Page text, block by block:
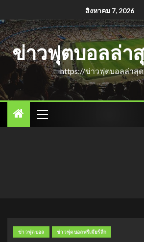
สิงหาคม 7, 2026
ข่าวฟุตบอลล่า
https://ข่าวฟุตบอลล่าสุด
ข่าวฟุตบอล ข่าวฟุตบอลพรีเมียร์ลีก